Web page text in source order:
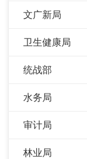
文广新局
卫生健康局
统战部
水务局
审计局
林业局